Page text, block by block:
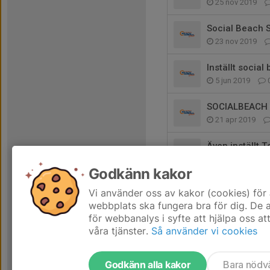
25 nov 2019
Social Beach
23 nov 2019
Inställt social
5 jun 2019
21 apr 2019
Även inställt
17 nov 2018
Godkänn kakor
Vi använder oss av kakor (cookies)
webbplats ska fungera bra för dig. De
för webbanalys i syfte att hjälpa oss
våra tjänster. Så använder vi cookies
Godkänn alla kakor Bara